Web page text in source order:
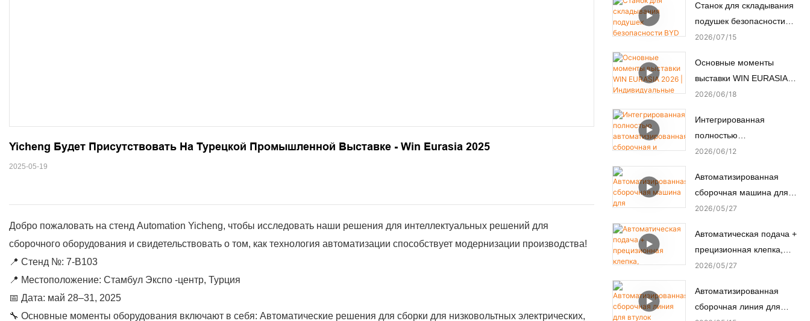
Yicheng Будет Присутствовать На Турецкой Промышленной Выставке - Win Eurasia 2025
2025-05-19
Добро пожаловать на стенд Automation Yicheng, чтобы исследовать наши решения для интеллектуальных решений для
сборочного оборудования и свидетельствовать о том, как технология автоматизации способствует модернизации производства!
📍 Стенд №: 7-B103
📍 Местоположение: Стамбул Экспо -центр, Турция
📅 Дата: май 28–31, 2025
🔧 Основные моменты оборудования включают в себя: Автоматические решения для сборки для низковольтных электрических,
сборочная машина.
Станок для складывания
подушек безопасности
BYD — как
производство
обеспечивает пассивную
безопасность.
2026 07 15
Основные моменты
выставки WIN EURASIA
2026 | Индивидуальные
автоматизации для
электроники,
автомобильной,
медицинской и моторной
промышленности
2026 06 18
Интегрированная
полностью
автоматизированная
испытательная линия для
нестандартных
микромоторов.
2026 06 12
Автоматизированная
сборочная машина для
переключателей успешно
приемочные испытания
(FAT) у турецкого
заказчика.
2026 05 27
Автоматическая подача +
прецизионная клепка,
автоматизированный
медных шпилек.
2026 05 27
Автоматизированная
сборочная линия для